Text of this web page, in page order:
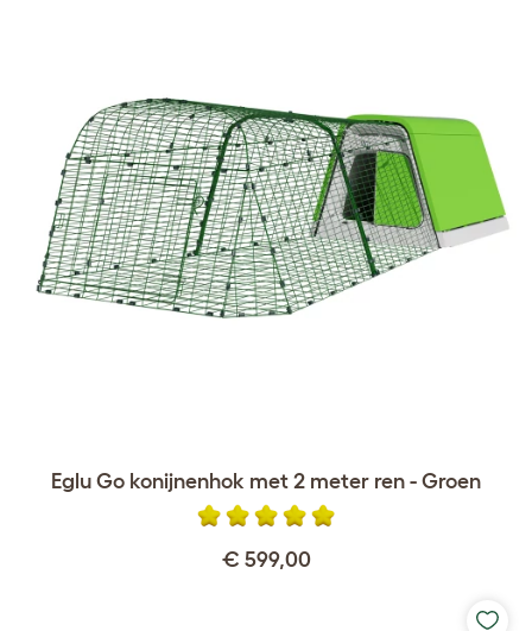
Eglu Go konijnenhok met 2 meter ren - Groen
€ 599,00